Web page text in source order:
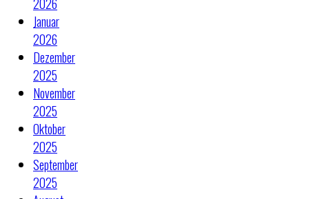
2026
Januar
2026
Dezember
2025
November
2025
Oktober
2025
September
2025